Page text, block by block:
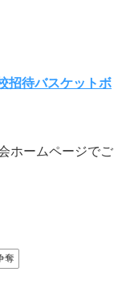
招待バスケットボ
ホームページでご
奪